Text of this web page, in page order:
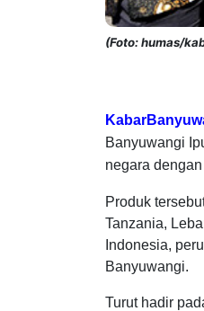
(Foto: humas/
Banyuwangi
negara
Produk
Tanzania,
Indonesia,
Banyuwangi.
Turut hadir